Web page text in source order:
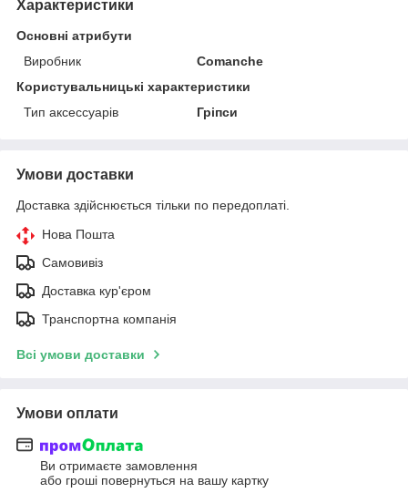
Характеристики
Основні атрибути
Виробник
Comanche
Користувальницькі характеристики
Тип аксессуарів
Гріпси
Умови доставки
Доставка здійснюється тільки по передоплаті.
Нова Пошта
Самовивіз
Доставка кур'єром
Транспортна компанія
Всі умови доставки
Умови оплати
Ви отримаєте замовлення
або гроші повернуться на вашу картку